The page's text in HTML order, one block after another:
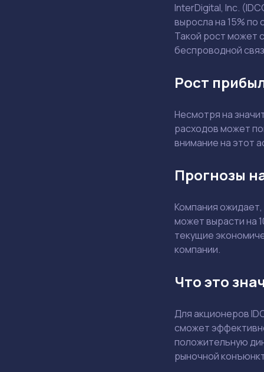
InterDigital, Inc.
выросла на 15%
Такой рост может
беспроводной
Рост
Несмотря на
расходов может
внимание на этот
Прогнозы
Компания
может вырасти на
текущие
компании.
Что это
Для акционеров
сможет
положительную
рыночной